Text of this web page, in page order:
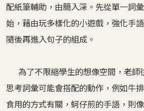
配紙筆輔助，由簡入深。先從單一詞
始，藉由玩多樣化的小遊戲，強化手
隨後再進入句子的組成。
為了不限縮學生的想像空間，老師
思考詞彙可能會搭配的動作，例如牛
食用的方式有關，蚵仔煎的手語，則